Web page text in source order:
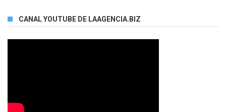
CANAL YOUTUBE DE LAAGENCIA.BIZ